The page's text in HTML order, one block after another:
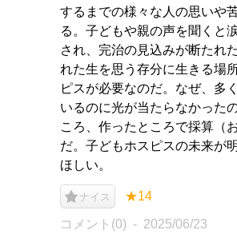
するまでの様々な人の思いや
る。子どもや親の声を聞くと
され、完治の見込みが断たれ
れた生を思う存分に生きる場
ピスが必要なのだ。なぜ、多
いるのに光が当たらなかった
ころ、作ったところで採算（
だ。子どもホスピスの未来が
ほしい。
ナイス ★14
コメント(0) 2025/06/23